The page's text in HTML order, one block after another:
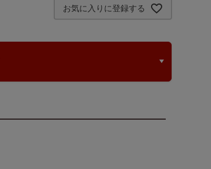
お気に入りに登録する